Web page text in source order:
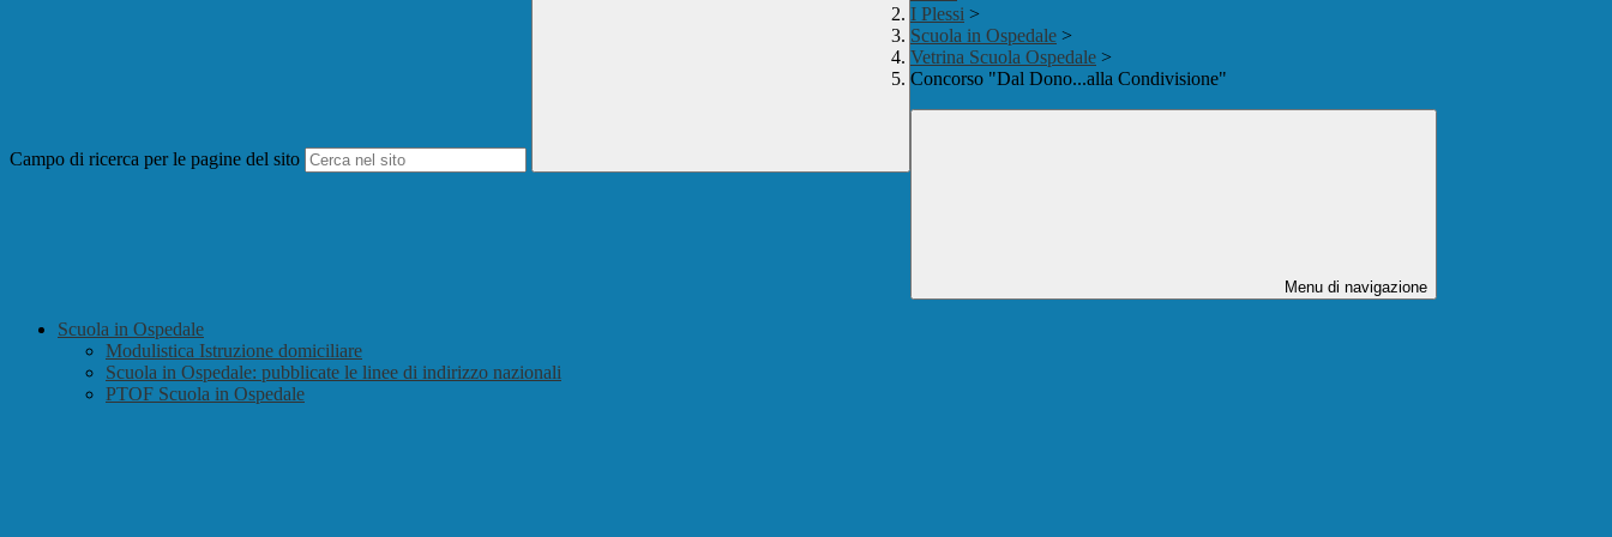
Campo di ricerca per le pagine del sito
I Plessi >
Scuola in Ospedale >
Vetrina Scuola Ospedale >
Concorso "Dal Dono...alla Condivisione"
Menu di navigazione
Scuola in Ospedale
Modulistica Istruzione domiciliare
Scuola in Ospedale: pubblicate le linee di indirizzo nazionali
PTOF Scuola in Ospedale